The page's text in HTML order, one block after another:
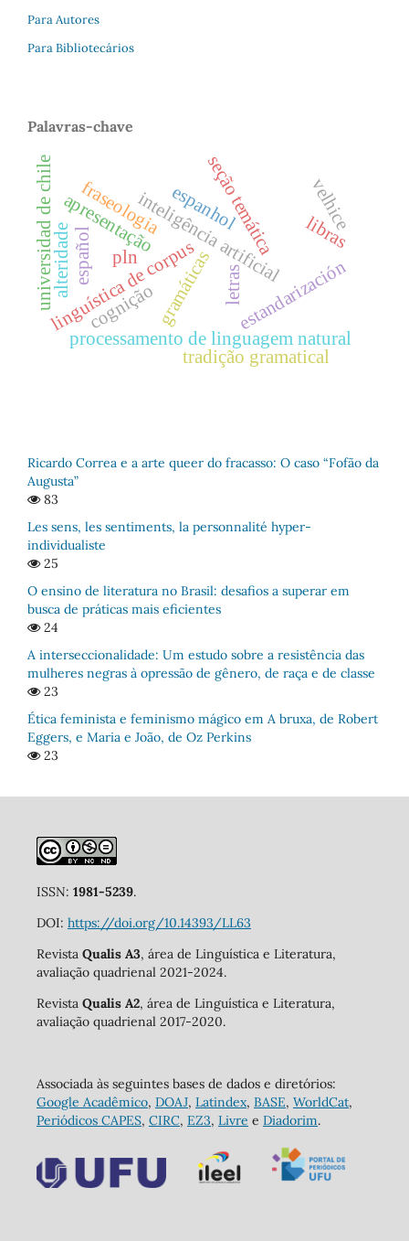
Para Autores
Para Bibliotecários
Palavras-chave
linguística de corpus
processamento de linguagem natural
inteligência artificial
letras
apresentação seção temática
cognição estandarización
gramáticas
universidad de chile español
tradição gramatical
espanhol libras
fraseologia
pln
velhice
alteridade
Ricardo Correa e a arte queer do fracasso: O caso “Fofão da
Augusta”
83
Les sens, les sentiments, la personnalité hyper-
individualiste
25
O ensino de literatura no Brasil: desafios a superar em
busca de práticas mais eficientes
24
A interseccionalidade: Um estudo sobre a resistência das
mulheres negras à opressão de gênero, de raça e de classe
23
Ética feminista e feminismo mágico em A bruxa, de Robert
Eggers, e Maria e João, de Oz Perkins
23
ISSN: 1981-5239.
DOI: https://doi.org/10.14393/LL63
Revista Qualis A3, área de Linguística e Literatura,
avaliação quadrienal 2021-2024.
Revista Qualis A2, área de Linguística e Literatura,
avaliação quadrienal 2017-2020.
Associada às seguintes bases de dados e diretórios:
Google Acadêmico, DOAJ, Latindex, BASE, WorldCat,
Periódicos CAPES, CIRC, EZ3, Livre e Diadorim.